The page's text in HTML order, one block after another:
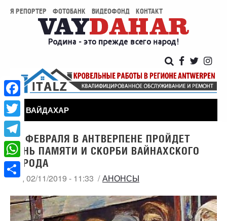
Я РЕПОРТЕР ФОТОБАНК ВИДЕОФОНД КОНТАКТ
ВАЙДАХАР
23 ФЕВРАЛЯ В АНТВЕРПЕНЕ ПРОЙДЕТ
ДЕНЬ ПАМЯТИ И СКОРБИ ВАЙНАХСКОГО
НАРОДА
ПН, 02/11/2019 - 11:33 АНОНСЫ
Facebook
Twitter
Telegram
WhatsApp
Share